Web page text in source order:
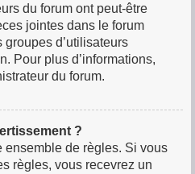
du forum ont peut-être
jointes dans le forum
d’utilisateurs
Pour plus d’informations,
du forum.
?
ensemble de règles. Si vous
règles, vous recevrez un